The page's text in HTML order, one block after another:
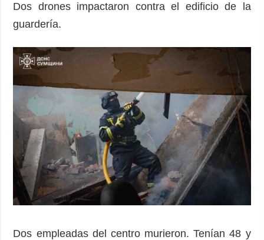
Dos drones impactaron contra el edificio de la
guardería.
Dos empleadas del centro murieron. Tenían 48 y